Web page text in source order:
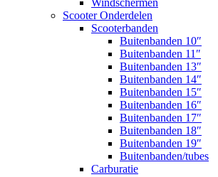
Windschermen
Scooter Onderdelen
Scooterbanden
Buitenbanden 10″
Buitenbanden 11″
Buitenbanden 13″
Buitenbanden 14″
Buitenbanden 15″
Buitenbanden 16″
Buitenbanden 17″
Buitenbanden 18″
Buitenbanden 19″
Buitenbanden/tubes
Carburatie